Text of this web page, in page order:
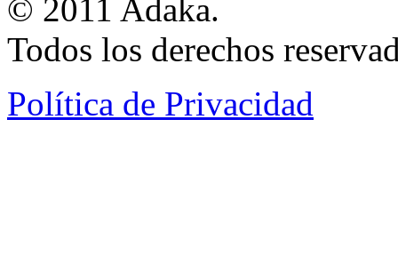
© 2011 Adaka.
Todos los derechos
Política de Privacidad